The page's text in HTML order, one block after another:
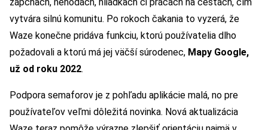
vytvára silnú komunitu. Po rokoch čakania to vyzerá, že
Waze konečne pridáva funkciu, ktorú používatelia dlho
požadovali a ktorú má jej väčší súrodenec, Mapy Google,
už od roku 2022.
Podpora semaforov je z pohľadu aplikácie malá, no pre
používateľov veľmi dôležitá novinka. Nová aktualizácia